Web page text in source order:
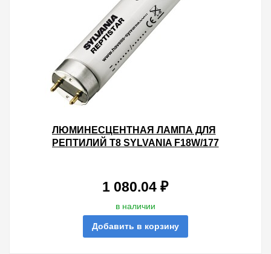
ЛЮМИНЕСЦЕНТНАЯ ЛАМПА ДЛЯ
РЕПТИЛИЙ T8 SYLVANIA F18W/177
1 080.04 ₽
в наличии
Добавить в корзину